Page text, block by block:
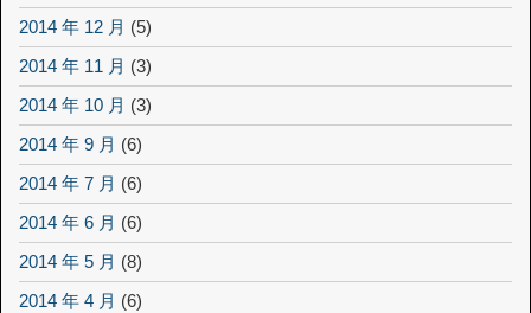
2014 年 12 月 (5)
2014 年 11 月 (3)
2014 年 10 月 (3)
2014 年 9 月 (6)
2014 年 7 月 (6)
2014 年 6 月 (6)
2014 年 5 月 (8)
2014 年 4 月 (6)